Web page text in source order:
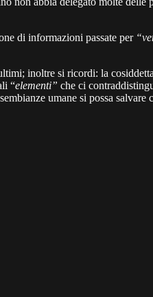
di informazioni passate per
inoltre si ricordi: la
“elementi” che ci
umane si possa salvare